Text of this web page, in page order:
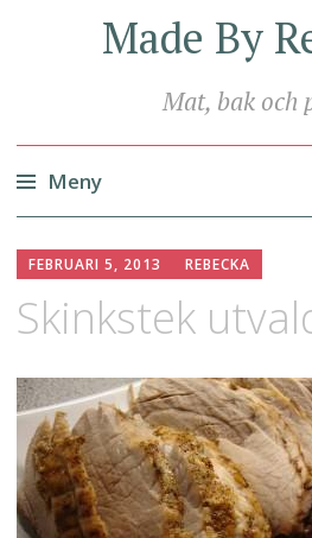
Made By
Mat, bak och
Meny
till
innehåll
FEBRUARI 5, 2013 REBECKA
Skinkstek